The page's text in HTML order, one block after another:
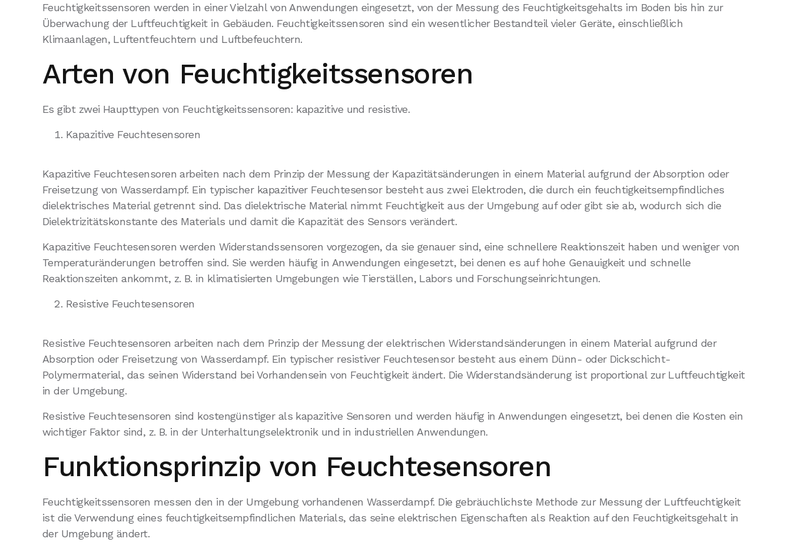
Feuchtigkeitssensoren werden in einer Vielzahl von Anwendungen eingesetzt, von der Messung des Feuchtigkeitsgehalts im Boden bis hin zur
Überwachung der Luftfeuchtigkeit in Gebäuden. Feuchtigkeitssensoren sind ein wesentlicher Bestandteil vieler Geräte, einschließlich
Klimaanlagen, Luftentfeuchtern und Luftbefeuchtern.
Arten von Feuchtigkeitssensoren
Es gibt zwei Haupttypen von Feuchtigkeitssensoren: kapazitive und resistive.
Kapazitive Feuchtesensoren
Kapazitive Feuchtesensoren arbeiten nach dem Prinzip der Messung der Kapazitätsänderungen in einem Material aufgrund der Absorption oder
Freisetzung von Wasserdampf. Ein typischer kapazitiver Feuchtesensor besteht aus zwei Elektroden, die durch ein feuchtigkeitsempfindliches
dielektrisches Material getrennt sind. Das dielektrische Material nimmt Feuchtigkeit aus der Umgebung auf oder gibt sie ab, wodurch sich die
Dielektrizitätskonstante des Materials und damit die Kapazität des Sensors verändert.
Kapazitive Feuchtesensoren werden Widerstandssensoren vorgezogen, da sie genauer sind, eine schnellere Reaktionszeit haben und weniger von
Temperaturänderungen betroffen sind. Sie werden häufig in Anwendungen eingesetzt, bei denen es auf hohe Genauigkeit und schnelle
Reaktionszeiten ankommt, z. B. in klimatisierten Umgebungen wie Tierställen, Labors und Forschungseinrichtungen.
Resistive Feuchtesensoren
Resistive Feuchtesensoren arbeiten nach dem Prinzip der Messung der elektrischen Widerstandsänderungen in einem Material aufgrund der
Absorption oder Freisetzung von Wasserdampf. Ein typischer resistiver Feuchtesensor besteht aus einem Dünn- oder Dickschicht-
Polymermaterial, das seinen Widerstand bei Vorhandensein von Feuchtigkeit ändert. Die Widerstandsänderung ist proportional zur Luftfeuchtigkeit
in der Umgebung.
Resistive Feuchtesensoren sind kostengünstiger als kapazitive Sensoren und werden häufig in Anwendungen eingesetzt, bei denen die Kosten ein
wichtiger Faktor sind, z. B. in der Unterhaltungselektronik und in industriellen Anwendungen.
Funktionsprinzip von Feuchtesensoren
Feuchtigkeitssensoren messen den in der Umgebung vorhandenen Wasserdampf. Die gebräuchlichste Methode zur Messung der Luftfeuchtigkeit
ist die Verwendung eines feuchtigkeitsempfindlichen Materials, das seine elektrischen Eigenschaften als Reaktion auf den Feuchtigkeitsgehalt in
der Umgebung ändert.